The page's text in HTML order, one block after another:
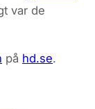
var de
på hd.se.